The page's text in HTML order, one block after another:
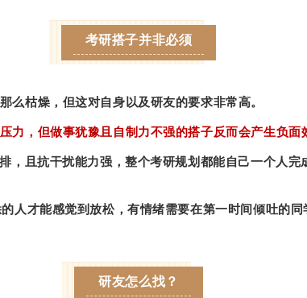
考研搭子并非必须
么枯燥，但这对自身以及研友的要求非常高。
力，但做事犹豫且自制力不强的搭子反而会产生负面
，且抗干扰能力强，整个考研规划都能自己一个人
人才能感觉到放松，有情绪需要在第一时间倾吐的
研友怎么找？